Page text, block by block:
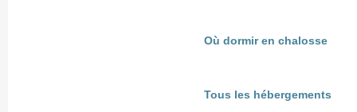
Où dormir en chalosse
Tous les hébergements